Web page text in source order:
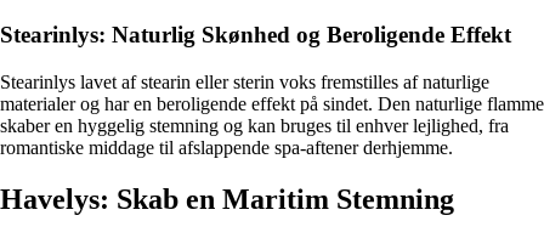
Stearinlys: Naturlig Skønhed og Beroligende Effekt
Stearinlys lavet af stearin eller sterin voks fremstilles af naturlige
materialer og har en beroligende effekt på sindet. Den naturlige flamme
skaber en hyggelig stemning og kan bruges til enhver lejlighed, fra
romantiske middage til afslappende spa-aftener derhjemme.
Havelys: Skab en Maritim Stemning